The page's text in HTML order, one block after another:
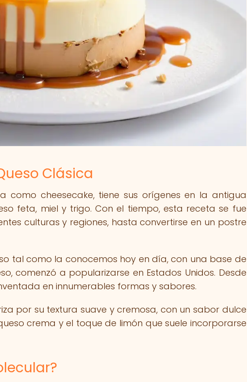
Clásica
como cheesecake, tiene sus orígenes en la antigua
feta, miel y trigo. Con el tiempo, esta receta se fue
culturas y regiones, hasta convertirse en un postre
tal como la conocemos hoy en día, con una base de
comenzó a popularizarse en Estados Unidos. Desde
en innumerables formas y sabores.
por su textura suave y cremosa, con un sabor dulce
crema y el toque de limón que suele incorporarse